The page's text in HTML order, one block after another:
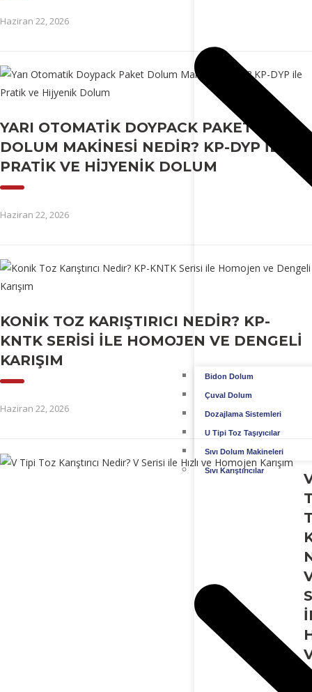
Bidon Dolum
Çuval Dolum
Dozajlama Sistemleri
U Tipi Toz Taşıyıcılar
Sıvı Dolum Makineleri
Sıvı Karıştırıcılar
Haziran 22, 2026
YARI OTOMATIK DOYPACK PAKET
DOLUM MAKINESI NEDIR? KP-DYP ILE
PRATIK VE HIJYENIK DOLUM
Haziran 22, 2026
KONIK TOZ KARIŞTIRICI NEDIR? KP-
KNTK SERISI ILE HOMOJEN VE DENGELI
KARIŞIM
Haziran 22, 2026